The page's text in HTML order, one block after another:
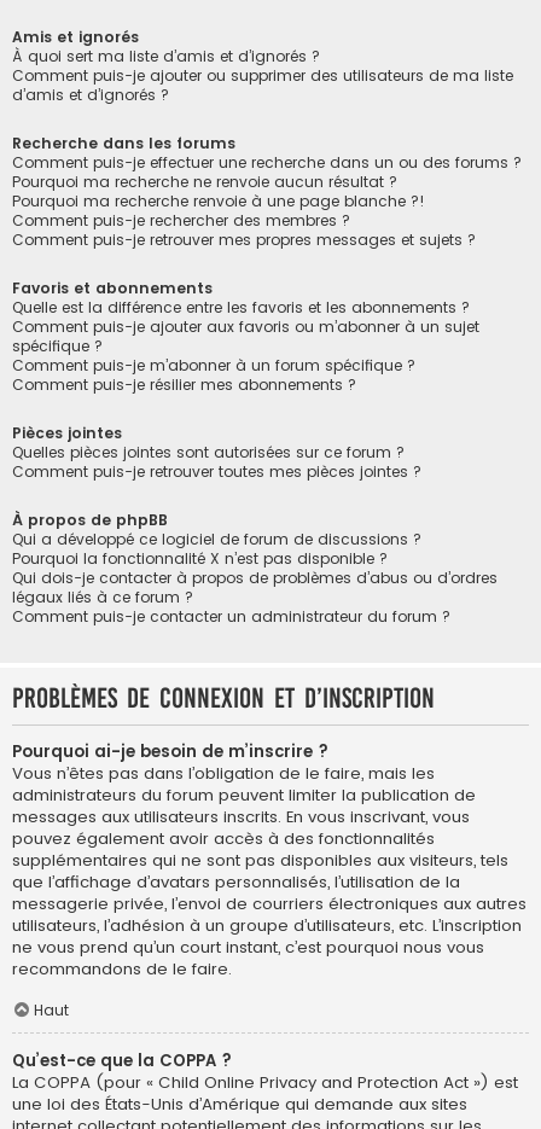
Amis et ignorés
À quoi sert ma liste d’amis et d’ignorés ?
Comment puis-je ajouter ou supprimer des utilisateurs de ma liste
d’amis et d’ignorés ?
Recherche dans les forums
Comment puis-je effectuer une recherche dans un ou des forums ?
Pourquoi ma recherche ne renvoie aucun résultat ?
Pourquoi ma recherche renvoie à une page blanche ?!
Comment puis-je rechercher des membres ?
Comment puis-je retrouver mes propres messages et sujets ?
Favoris et abonnements
Quelle est la différence entre les favoris et les abonnements ?
Comment puis-je ajouter aux favoris ou m’abonner à un sujet
spécifique ?
Comment puis-je m’abonner à un forum spécifique ?
Comment puis-je résilier mes abonnements ?
Pièces jointes
Quelles pièces jointes sont autorisées sur ce forum ?
Comment puis-je retrouver toutes mes pièces jointes ?
À propos de phpBB
Qui a développé ce logiciel de forum de discussions ?
Pourquoi la fonctionnalité X n’est pas disponible ?
Qui dois-je contacter à propos de problèmes d’abus ou d’ordres
légaux liés à ce forum ?
Comment puis-je contacter un administrateur du forum ?
Problèmes de connexion et d’inscription
Pourquoi ai-je besoin de m’inscrire ?
Vous n’êtes pas dans l’obligation de le faire, mais les
administrateurs du forum peuvent limiter la publication de
messages aux utilisateurs inscrits. En vous inscrivant, vous
pouvez également avoir accès à des fonctionnalités
supplémentaires qui ne sont pas disponibles aux visiteurs, tels
que l’affichage d’avatars personnalisés, l’utilisation de la
messagerie privée, l’envoi de courriers électroniques aux autres
utilisateurs, l’adhésion à un groupe d’utilisateurs, etc. L’inscription
ne vous prend qu’un court instant, c’est pourquoi nous vous
recommandons de le faire.
Haut
Qu’est-ce que la COPPA ?
La COPPA (pour « Child Online Privacy and Protection Act ») est
une loi des États-Unis d’Amérique qui demande aux sites